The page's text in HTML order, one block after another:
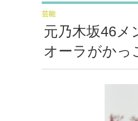
元乃木坂46メ
オーラがかっ
芸能